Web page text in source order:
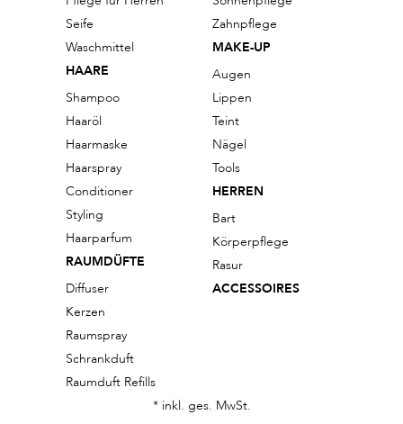
Seife
Waschmittel
HAARE
Shampoo
Haaröl
Haarmaske
Haarspray
Conditioner
Styling
Haarparfum
RAUMDÜFTE
Diffuser
Kerzen
Raumspray
Schrankduft
Raumduft Refills
Zahnpflege
MAKE-UP
Augen
Lippen
Teint
Nägel
Tools
HERREN
Bart
Körperpflege
Rasur
ACCESSOIRES
* inkl. ges. MwSt.